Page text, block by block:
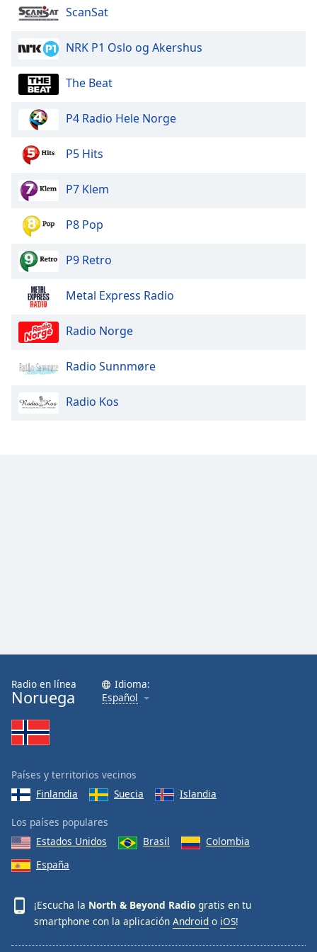
dialog
Escape
cancel
and
window.
Color
Opacity
Background
Area
Reset
Done
Close
Modal
End
dialog
window.
ScanSat
NRK P1 Oslo og Akershus
The Beat
P4 Radio Hele Norge
P5 Hits
P7 Klem
P8 Pop
P9 Retro
Metal Express Radio
Radio Norge
Radio Sunnmøre
Radio Kos
Radio en línea
Noruega
Idioma:
Español
Países y territorios vecinos
Finlandia
Suecia Islandia
Los países populares
Estados Unidos
Brasil
Colombia
España
¡Escucha la North & Beyond Radio gratis en tu
smartphone con la aplicación Android o iOS!